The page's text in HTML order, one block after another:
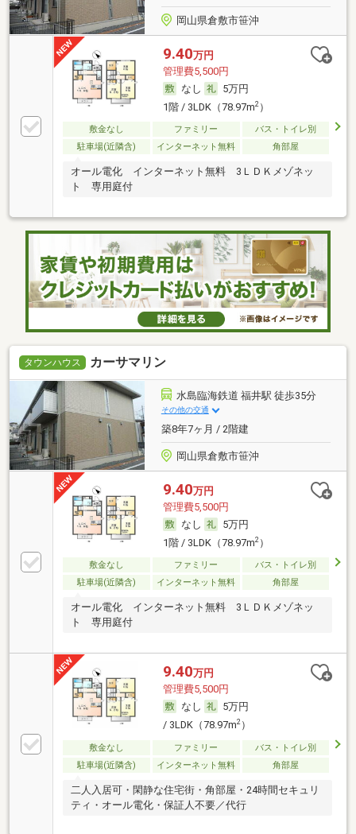
岡山県倉敷市笹沖
9.40万円
管理費5,500円
なし
5万円
1階 / 3LDK（78.97m2）
敷金なし ファミリー
バス・トイレ別
駐車場(近隣含)
インターネット無料 角部屋
オール電化 インターネット無料 3ＬＤＫメゾネッ
ト 専用庭付
タウンハウス カーサマリン
水島臨海鉄道 福井駅 徒歩35分
その他の交通
築8年7ヶ月 / 2階建
岡山県倉敷市笹沖
9.40万円
管理費5,500円
なし
5万円
1階 / 3LDK（78.97m2）
敷金なし ファミリー
バス・トイレ別
駐車場(近隣含)
インターネット無料 角部屋
オール電化 インターネット無料 3ＬＤＫメゾネッ
ト 専用庭付
9.40万円
管理費5,500円
なし
5万円
/ 3LDK（78.97m2）
敷金なし ファミリー
バス・トイレ別
駐車場(近隣含)
インターネット無料 角部屋
二人入居可・閑静な住宅街・角部屋・24時間セキュリ
ティ・オール電化・保証人不要／代行